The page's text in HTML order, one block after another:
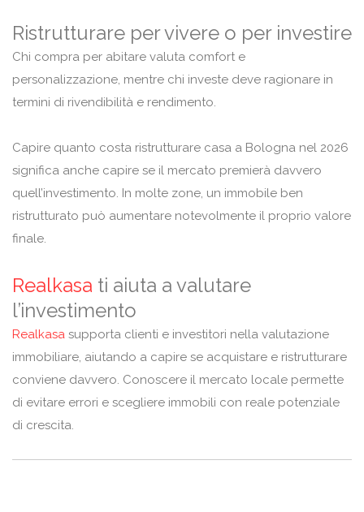
Ristrutturare per vivere o per investire
Chi compra per abitare valuta comfort e
personalizzazione, mentre chi investe deve ragionare in
termini di rivendibilità e rendimento.
Capire quanto costa ristrutturare casa a Bologna nel 2026
significa anche capire se il mercato premierà davvero
quell’investimento. In molte zone, un immobile ben
ristrutturato può aumentare notevolmente il proprio valore
finale.
Realkasa ti aiuta a valutare
l’investimento
Realkasa supporta clienti e investitori nella valutazione
immobiliare, aiutando a capire se acquistare e ristrutturare
conviene davvero. Conoscere il mercato locale permette
di evitare errori e scegliere immobili con reale potenziale
di crescita.